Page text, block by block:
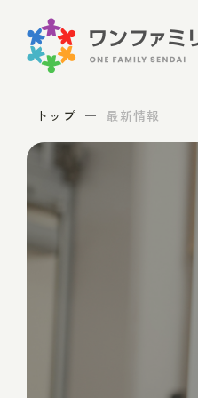
トップ 最新情報